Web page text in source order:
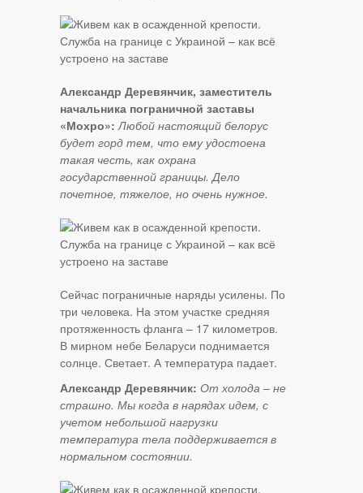
Александр Деревянчик, заместитель
начальника пограничной заставы
«Мохро»: Любой настоящий белорус
будет горд тем, что ему удостоена
такая честь, как охрана
государственной границы. Дело
почетное, тяжелое, но очень нужное.
Сейчас пограничные наряды усилены. По
три человека. На этом участке средняя
протяженность фланга – 17 километров.
В мирном небе Беларуси поднимается
солнце. Светает. А температура падает.
Александр Деревянчик: От холода – не
страшно. Мы когда в нарядах идем, с
учетом небольшой нагрузки
температура тела поддерживается в
нормальном состоянии.